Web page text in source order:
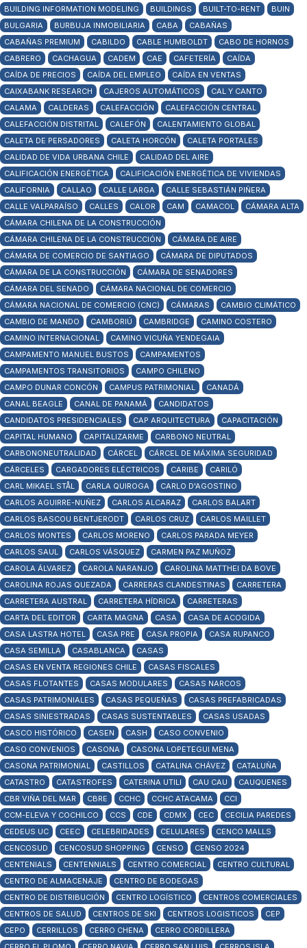
BUILDING INFORMATION MODELING BUILDINGS BUILT-TO-RENT
BUIN
BULGARIA
BURBUJA INMOBILIARIA CABA
CABAÑAS
CABAÑAS PREMIUM
CABILDO CABLE HUMBOLDT
CABO DE HORNOS
CABRERO
CACHAGUA CADEM CAE CAFETERÍA
CAÍDA
CAÍDA DE PRECIOS
CAÍDA DEL EMPLEO
CAÍDA EN VENTAS
CAIXABANK RESEARCH
CAJEROS AUTOMÁTICOS
CAL Y CANTO
CALAMA
CALDERAS CALEFACCIÓN
CALEFACCIÓN CENTRAL
CALEFACCIÓN DISTRITAL
CALEFÓN
CALENTAMIENTO GLOBAL
CALETA DE PERSADORES
CALETA HORCÓN
CALETA PORTALES
CALIDAD DE VIDA URBANA CHILE
CALIDAD DEL AIRE
CALIFICACIÓN ENERGÉTICA
CALIFICACIÓN ENERGÉTICA DE VIVIENDAS
CALIFORNIA
CALLAO CALLE LARGA
CALLE SEBASTIÁN PIÑERA
CALLE VALPARAÍSO
CALLES CALOR CAM CAMACOL
CÁMARA ALTA
CÁMARA CHILENA DE LA CONSTRUCCIÓN
CÁMARA CHILENA DE LA CONSTRUCCIÓN
CÁMARA DE AIRE
CÁMARA DE COMERCIO DE SANTIAGO
CÁMARA DE DIPUTADOS
CÁMARA DE LA CONSTRUCCIÓN
CÁMARA DE SENADORES
CÁMARA DEL SENADO
CÁMARA NACIONAL DE COMERCIO
CÁMARA NACIONAL DE COMERCIO (CNC)
CÁMARAS
CAMBIO CLIMÁTICO
CAMBIO DE MANDO
CAMBORIÚ CAMBRIDGE
CAMINO COSTERO
CAMINO INTERNACIONAL
CAMINO VICUÑA YENDEGAIA
CAMPAMENTO MANUEL BUSTOS
CAMPAMENTOS
CAMPAMENTOS TRANSITORIOS
CAMPO CHILENO
CAMPO DUNAR CONCÓN
CAMPUS PATRIMONIAL
CANADÁ
CANAL BEAGLE
CANAL DE PANAMÁ
CANDIDATOS
CANDIDATOS PRESIDENCIALES
CAP ARQUITECTURA
CAPACITACIÓN
CAPITAL HUMANO
CAPITALIZARME
CARBONO NEUTRAL
CARBONONEUTRALIDAD
CÁRCEL
CÁRCEL DE MÁXIMA SEGURIDAD
CÁRCELES
CARGADORES ELÉCTRICOS CARIBE
CARILÓ
CARL MIKAEL STÅL
CARLA QUIROGA
CARLO D'AGOSTINO
CARLOS AGUIRRE-NUÑEZ
CARLOS ALCARAZ
CARLOS BALART
CARLOS BASCOU BENTJERODT
CARLOS CRUZ
CARLOS MAILLET
CARLOS MONTES
CARLOS MORENO
CARLOS PARADA MEYER
CARLOS SAUL
CARLOS VÁSQUEZ
CARMEN PAZ MUÑOZ
CAROLA ÁLVAREZ
CAROLA NARANJO
CAROLINA MATTHEI DA BOVE
CAROLINA ROJAS QUEZADA
CARRERAS CLANDESTINAS
CARRETERA
CARRETERA AUSTRAL
CARRETERA HÍDRICA
CARRETERAS
CARTA DEL EDITOR
CARTA MAGNA CASA
CASA DE ACOGIDA
CASA LASTRA HOTEL
CASA PRE CASA PROPIA
CASA RUPANCO
CASA SEMILLA
CASABLANCA
CASAS
CASAS EN VENTA REGIONES CHILE
CASAS FISCALES
CASAS FLOTANTES
CASAS MODULARES
CASAS NARCOS
CASAS PATRIMONIALES
CASAS PEQUEÑAS
CASAS PREFABRICADAS
CASAS SINIESTRADAS
CASAS SUSTENTABLES
CASAS USADAS
CASCO HISTÓRICO
CASEN CASH
CASO CONVENIO
CASO CONVENIOS
CASONA
CASONA LOPETEGUI MENA
CASONA PATRIMONIAL
CASTILLOS CATALINA CHÁVEZ
CATALUÑA
CATASTRO
CATASTROFES CATERINA UTILI CAU CAU
CAUQUENES
CBR VIÑA DEL MAR
CBRE CCHC CCHC ATACAMA
CCI
CCM-ELEVA Y COCHILCO
CCS CDE CDMX CEC
CECILIA PAREDES
CEDEUS UC
CEEC CELEBRIDADES CELULARES
CENCO MALLS
CENCOSUD
CENCOSUD SHOPPING CENSO
CENSO 2024
CENTENIALS
CENTENNIALS CENTRO COMERCIAL
CENTRO CULTURAL
CENTRO DE ALMACENAJE
CENTRO DE BODEGAS
CENTRO DE DISTRIBUCIÓN
CENTRO LOGÍSTICO
CENTROS COMERCIALES
CENTROS DE SALUD
CENTROS DE SKI CENTROS LOGISTICOS
CEP
CEPO
CERRILLOS CERRO CHENA
CERRO CORDILLERA